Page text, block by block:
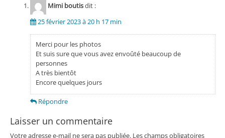
Mimi boutisdit :
25 février 2023 à 20 h 17 min
Merci pour les photos
Et suis sure que vous avez envoûté beaucoup de
personnes
A très bientôt
Encore quelques jours
Répondre
Laisser un commentaire
Votre adresse e-mail ne sera pas publiée. Les champs obligatoires